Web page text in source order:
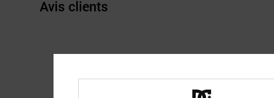
Avis clients